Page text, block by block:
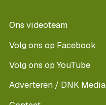
Ons videoteam
Volg ons op Facebook
Volg ons op YouTube
Adverteren / DNK Media